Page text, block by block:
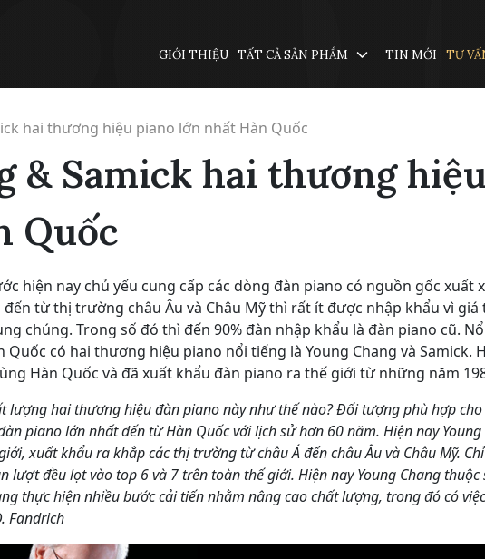
GIỚI THIỆU TẤT CẢ SẢN PHẨM TIN MỚI TƯ
hai thương hiệu piano lớn nhất Hàn Quốc
& Samick hai thương
Quốc
hiện nay chủ yếu cung cấp các dòng đàn piano có nguồn gốc xuất
từ thị trường châu Âu và Châu Mỹ thì rất ít được nhập khẩu vì
chúng. Trong số đó thì đến 90% đàn nhập khẩu là đàn piano cũ.
Quốc có hai thương hiệu piano nổi tiếng là Young Chang và Samick.
Hàn Quốc và đã xuất khẩu đàn piano ra thế giới từ những năm
lượng hai thương hiệu đàn piano này như thế nào? Đối tượng phù hợp
piano lớn nhất đến từ Hàn Quốc với lịch sử hơn 60 năm. Hiện nay Young
xuất khẩu ra khắp các thị trường từ châu Á đến châu Âu và Châu Mỹ.
lượt đều lọt vào top 6 và 7 trên toàn thế giới. Hiện nay Young Chang
thực hiện nhiều bước cải tiến nhằm nâng cao chất lượng, trong đó có
Fandrich